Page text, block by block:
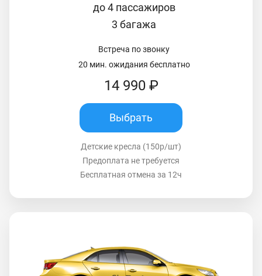
до 4 пассажиров
3 багажа
Встреча по звонку
20 мин. ожидания бесплатно
14 990 ₽
Выбрать
Детские кресла (150р/шт)
Предоплата не требуется
Бесплатная отмена за 12ч